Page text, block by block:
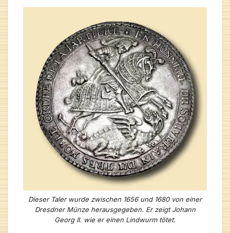
Dieser Taler wurde zwischen 1656 und 1680 von einer
Dresdner Münze herausgegeben. Er zeigt Johann
Georg II. wie er einen Lindwurm tötet.